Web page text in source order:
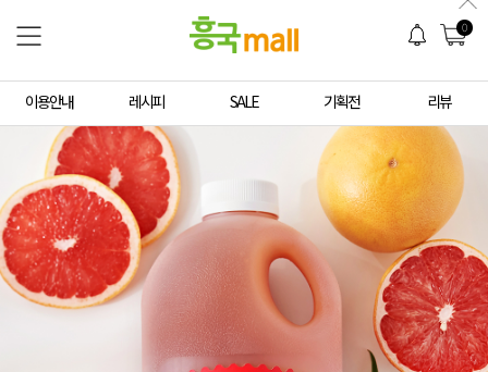
0
이용안내 레시피 SALE 기획전 리뷰